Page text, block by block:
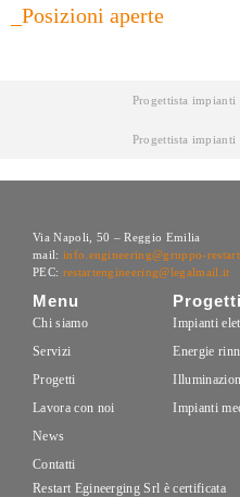
_Posizioni aperte
Progettista
Progettista
Via Napoli, 50 – Reggio Emilia
mail: info.engineering@gruppo-
PEC: restartengineering@legalmail.it
Menu
Chi siamo
Servizi
Progetti
Lavora con noi
News
Contatti
Progetti
Impianti
Energie
Impianti
Restart Egineerging Srl è certificata